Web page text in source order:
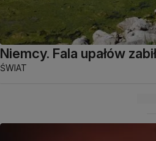
Niemcy. Fala upałów
ŚWIAT